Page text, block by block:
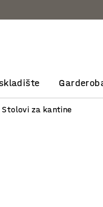
Stolovi za kantine